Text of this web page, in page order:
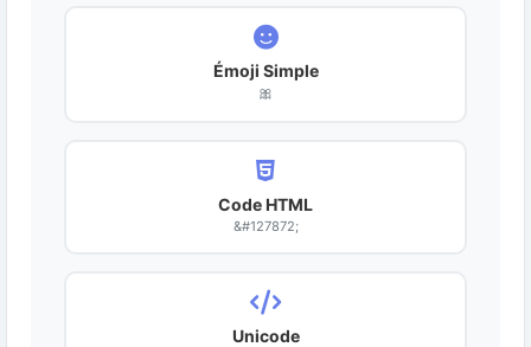
Émoji Simple
🎀
Code HTML
&#127872;
Unicode